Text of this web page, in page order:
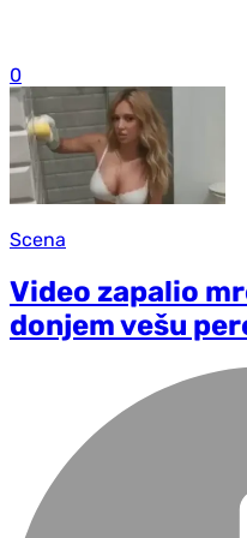
0
Scena
Video zapalio
donjem vešu